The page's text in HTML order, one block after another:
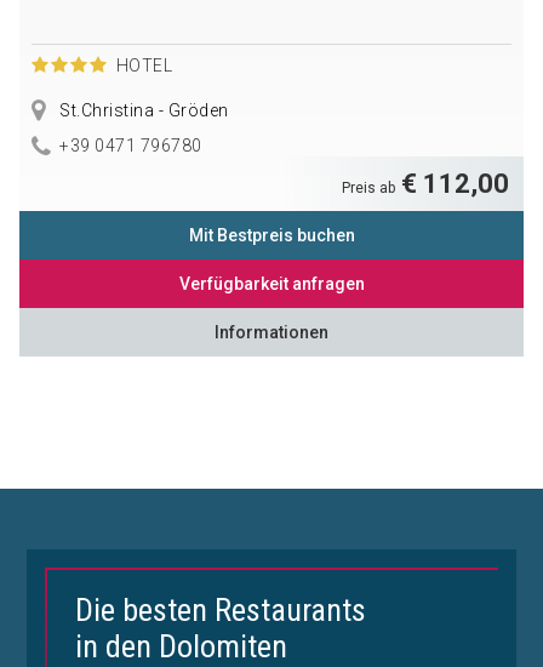
HOTEL
St.Christina - Gröden
+39 0471 796780
Preis ab € 112,00
Mit Bestpreis buchen
Verfügbarkeit anfragen
Informationen
Die besten Restaurants
in den Dolomiten